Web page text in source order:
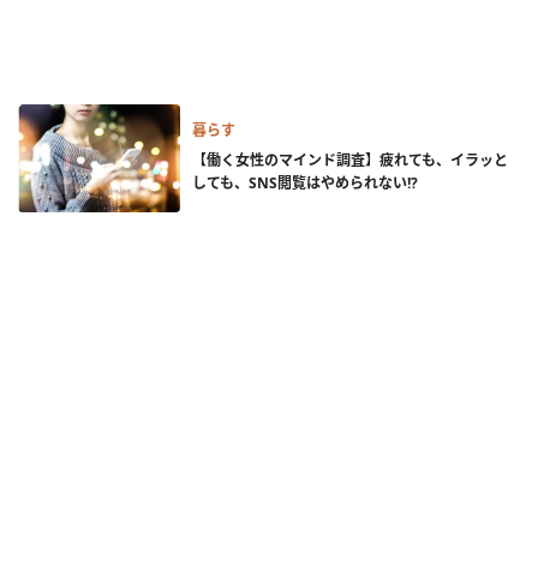
暮らす
【働く女性のマインド調査】疲れても、イラッと
しても、SNS閲覧はやめられない!?